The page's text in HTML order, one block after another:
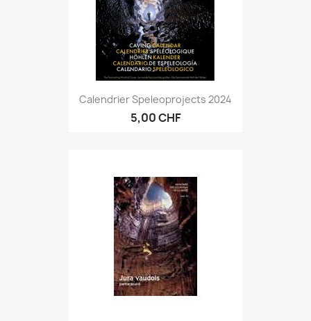
Calendrier Speleoprojects 2024
5,00 CHF